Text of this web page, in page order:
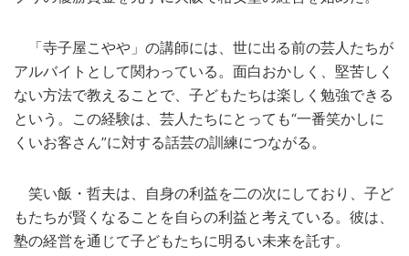
「寺子屋こやや」の講師には、世に出る前の芸人たちが
アルバイトとして関わっている。面白おかしく、堅苦しく
ない方法で教えることで、子どもたちは楽しく勉強できる
という。この経験は、芸人たちにとっても“一番笑かしに
くいお客さん”に対する話芸の訓練につながる。
笑い飯・哲夫は、自身の利益を二の次にしており、子ど
もたちが賢くなることを自らの利益と考えている。彼は、
塾の経営を通じて子どもたちに明るい未来を託す。